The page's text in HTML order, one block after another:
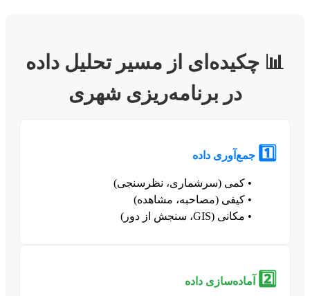
📊 چکیده‌ای از مسیر تحلیل داده
در برنامه‌ریزی شهری
1️⃣ جمع‌آوری داده
• کمی (سرشماری، نظرسنجی)
• کیفی (مصاحبه، مشاهده)
• مکانی (GIS، سنجش از دور)
2️⃣ آماده‌سازی داده